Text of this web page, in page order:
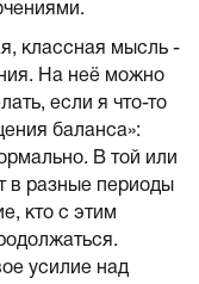
классная мысль -
На неё можно
если я что-то
баланса»:
В той или
в разные периоды
кто с этим
усилие над